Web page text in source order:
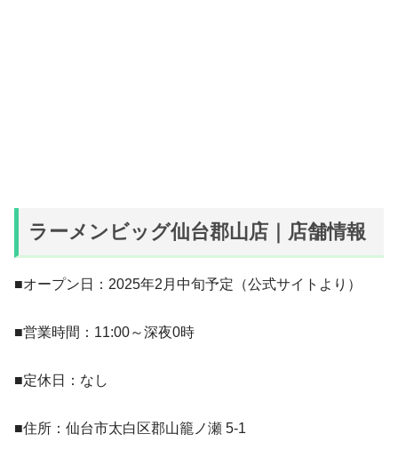
ラーメンビッグ仙台郡山店｜店舗情報
■オープン日：2025年2月中旬予定（公式サイトより）
■営業時間：11:00～深夜0時
■定休日：なし
■住所：仙台市太白区郡山籠ノ瀬 5-1